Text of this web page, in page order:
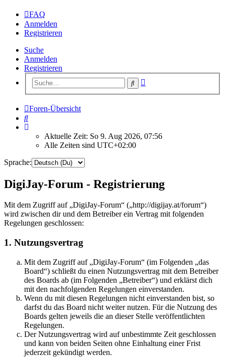
FAQ
Anmelden
Registrieren
Suche
Anmelden
Registrieren
Suche
Foren-Übersicht
Suche
Aktuelle Zeit: So 9. Aug 2026, 07:56
Alle Zeiten sind UTC+02:00
Sprache:
DigiJay-Forum - Registrierung
Mit dem Zugriff auf „DigiJay-Forum“ („http://digijay.at/forum“)
wird zwischen dir und dem Betreiber ein Vertrag mit folgenden
Regelungen geschlossen:
1. Nutzungsvertrag
Mit dem Zugriff auf „DigiJay-Forum“ (im Folgenden „das
Board“) schließt du einen Nutzungsvertrag mit dem Betreiber
des Boards ab (im Folgenden „Betreiber“) und erklärst dich
mit den nachfolgenden Regelungen einverstanden.
Wenn du mit diesen Regelungen nicht einverstanden bist, so
darfst du das Board nicht weiter nutzen. Für die Nutzung des
Boards gelten jeweils die an dieser Stelle veröffentlichten
Regelungen.
Der Nutzungsvertrag wird auf unbestimmte Zeit geschlossen
und kann von beiden Seiten ohne Einhaltung einer Frist
jederzeit gekündigt werden.